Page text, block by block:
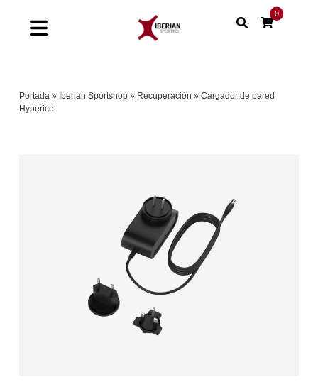
Toggle
0
Portada » Iberian Sportshop » Recuperación »Cargador de pared
Hyperice